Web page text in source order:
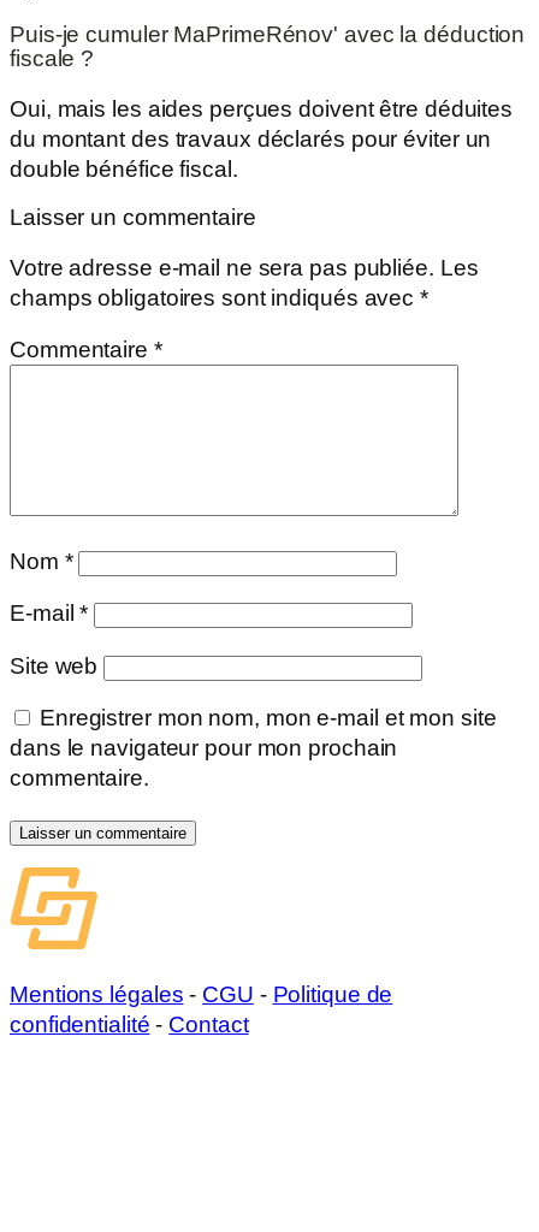
Puis-je cumuler MaPrimeRénov' avec la déduction
fiscale ?
Oui, mais les aides perçues doivent être déduites
du montant des travaux déclarés pour éviter un
double bénéfice fiscal.
Laisser un commentaire
Votre adresse e-mail ne sera pas publiée. Les
champs obligatoires sont indiqués avec*
Commentaire *
Nom *
E-mail*
Site web
Enregistrer mon nom, mon e-mail et mon site
dans le navigateur pour mon prochain
commentaire.
Mentions légales - CGU - Politique de
confidentialité - Contact